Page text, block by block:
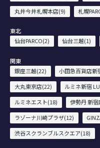
丸井今井札幌本店(9)
札幌
東北
仙台PARCO(2)
仙台三越(1)
関東
銀座三越(22)
小田急百貨店新
大丸東京店(22)
ルミネ新宿
ルミネエスト(18)
伊勢丹 新
ラゾーナ川崎プラザ(12)
渋谷スクランブルスクエア(18)